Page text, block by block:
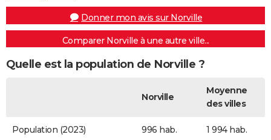
Donner mon avis sur Norville
Comparer Norville à une autre ville...
Quelle est la population de Norville ?
Norville
Moyenne
des villes
Population (2023) 996 hab. 1 994 hab.